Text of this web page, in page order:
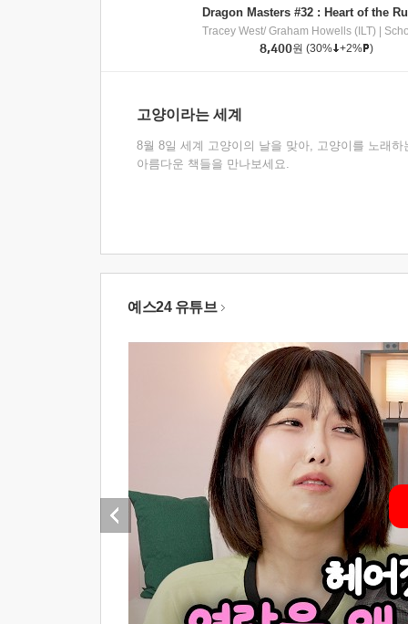
Tracey West/ Graham Howells (ILT)
8,400원 (30% +2% )
고양이라는 세계
8월 8일 세계 고양이의 날을 맞아, 고양이를 노래하
아름다운 책들을 만나보세요.
예스24 유튜브